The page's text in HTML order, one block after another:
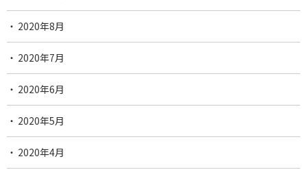
2020年8月
2020年7月
2020年6月
2020年5月
2020年4月